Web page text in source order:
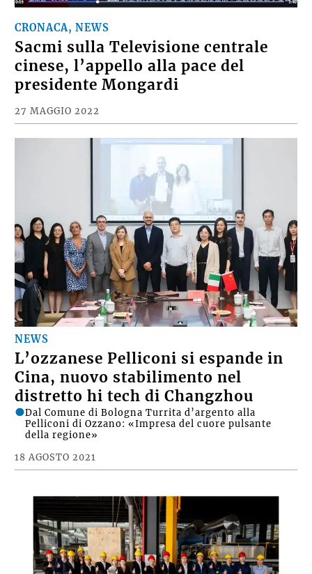
CRONACA, NEWS
Sacmi sulla Televisione centrale
cinese, l’appello alla pace del
presidente Mongardi
27 MAGGIO 2022
NEWS
L’ozzanese Pelliconi si espande in
Cina, nuovo stabilimento nel
distretto hi tech di Changzhou
18 AGOSTO 2021
Dal Comune di Bologna Turrita d’argento alla
Pelliconi di Ozzano: «Impresa del cuore pulsante